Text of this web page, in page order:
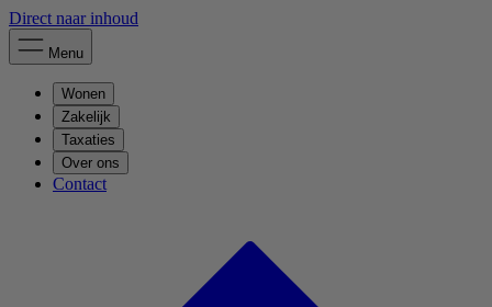
Direct naar inhoud
Menu
Wonen
Zakelijk
Taxaties
Over ons
Contact